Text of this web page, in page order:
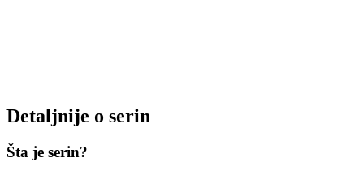
Detaljnije o serin
Šta je serin?